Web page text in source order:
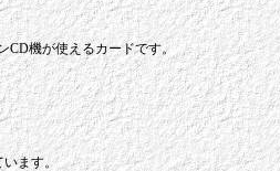
CD機が使えるカードです。
います。